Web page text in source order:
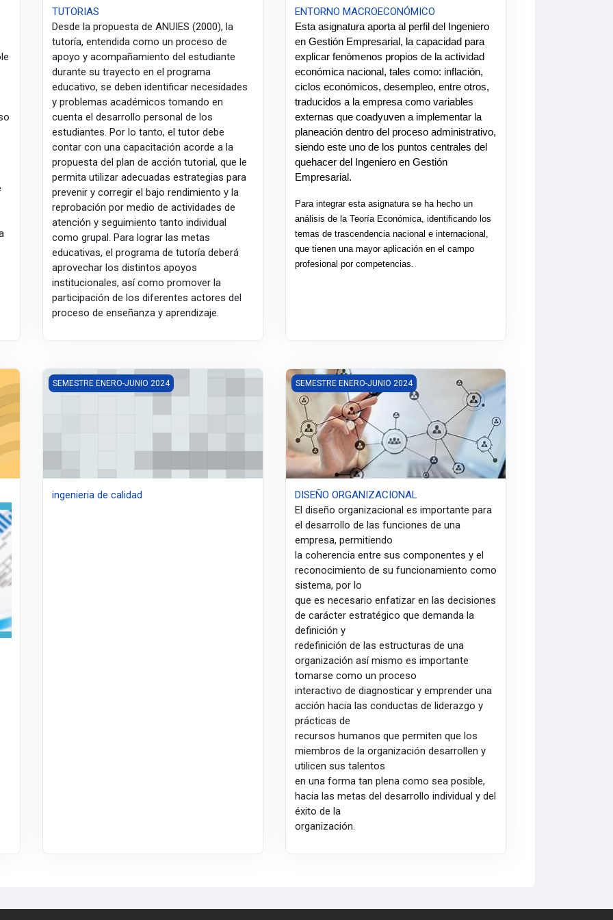
TUTORIAS
Desde la propuesta de ANUIES (2000), la
tutoría, entendida como un proceso de
apoyo y acompañamiento del estudiante
durante su trayecto en el programa
educativo, se deben identificar necesidades
y problemas académicos tomando en
cuenta el desarrollo personal de los
estudiantes. Por lo tanto, el tutor debe
contar con una capacitación acorde a la
propuesta del plan de acción tutorial, que le
permita utilizar adecuadas estrategias para
prevenir y corregir el bajo rendimiento y la
reprobación por medio de actividades de
atención y seguimiento tanto individual
como grupal. Para lograr las metas
educativas, el programa de tutoría deberá
aprovechar los distintos apoyos
institucionales, así como promover la
participación de los diferentes actores del
proceso de enseñanza y aprendizaje.
ENTORNO MACROECONÓMICO
Esta asignatura aporta al perfil del Ingeniero
en Gestión Empresarial, la capacidad para
explicar fenómenos propios de la actividad
económica nacional, tales como: inflación,
ciclos económicos, desempleo, entre otros,
traducidos a la empresa como variables
externas que coadyuven a implementar la
planeación dentro del proceso administrativo,
siendo este uno de los puntos centrales del
quehacer del Ingeniero en Gestión
Empresarial.
Para integrar esta asignatura se ha hecho un
análisis de la Teoría Económica, identificando los
temas de trascendencia nacional e internacional,
que tienen una mayor aplicación en el campo
profesional por competencias.
ingenieria de calidad
SEMESTRE ENERO-JUNIO 2024
ingenieria de calidad
DISEÑO ORGANIZACIONAL
SEMESTRE ENERO-JUNIO 2024
DISEÑO ORGANIZACIONAL
El diseño organizacional es importante para
el desarrollo de las funciones de una
empresa, permitiendo
la coherencia entre sus componentes y el
reconocimiento de su funcionamiento como
sistema, por lo
que es necesario enfatizar en las decisiones
de carácter estratégico que demanda la
definición y
redefinición de las estructuras de una
organización así mismo es importante
tomarse como un proceso
interactivo de diagnosticar y emprender una
acción hacia las conductas de liderazgo y
prácticas de
recursos humanos que permiten que los
miembros de la organización desarrollen y
utilicen sus talentos
en una forma tan plena como sea posible,
hacia las metas del desarrollo individual y del
éxito de la
organización.